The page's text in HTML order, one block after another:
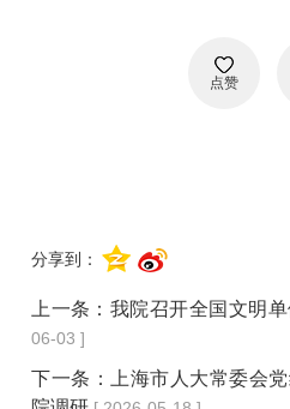
点赞
分享到：
上一条： 我院召开全国文明
06-03 ]
下一条：
上海市人大常委会